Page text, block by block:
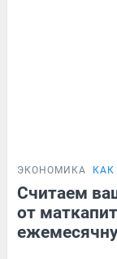
ЭКОНОМИКА
Считаем
от